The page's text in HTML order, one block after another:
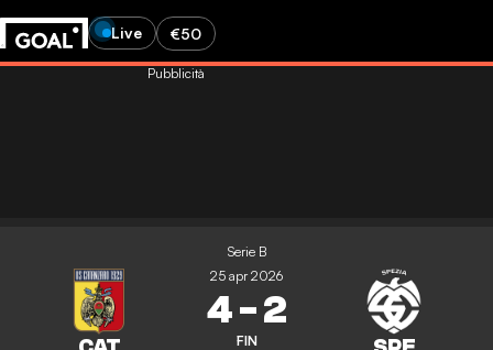
Live €50
Pubblicità
Serie B
25 apr 2026
4-2
FIN